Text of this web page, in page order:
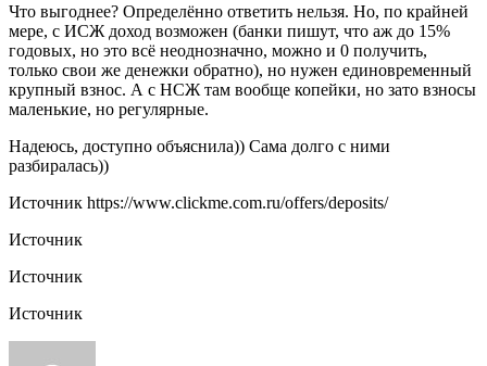
Что выгоднее? Определённо ответить нельзя. Но, по крайней
мере, с ИСЖ доход возможен (банки пишут, что аж до 15%
годовых, но это всё неоднозначно, можно и 0 получить,
только свои же денежки обратно), но нужен единовременный
крупный взнос. А с НСЖ там вообще копейки, но зато взносы
маленькие, но регулярные.
Надеюсь, доступно объяснила)) Сама долго с ними
разбиралась))
Источник https://www.clickme.com.ru/offers/deposits/
Источник
Источник
Источник